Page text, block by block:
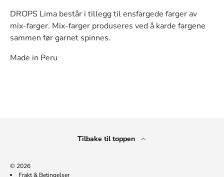
DROPS Lima består i tillegg til ensfargede farger av
mix-farger. Mix-farger produseres ved å karde fargene
sammen før garnet spinnes.
Made in Peru
Tilbake til toppen
© 2026
Frakt & Betingelser